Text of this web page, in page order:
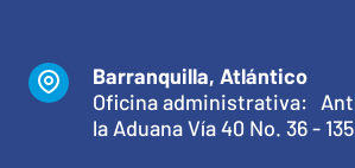
Barranquilla, Atlántico
Oficina administrativa:
la Aduana Vía 40 No. 36 -